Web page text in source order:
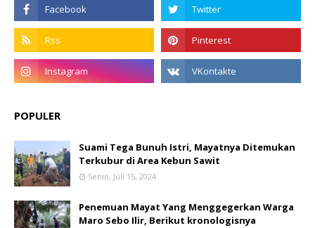
POPULER
Suami Tega Bunuh Istri, Mayatnya Ditemukan
Terkubur di Area Kebun Sawit
Senin, Juli 15, 2024
Penemuan Mayat Yang Menggegerkan Warga
Maro Sebo Ilir, Berikut kronologisnya